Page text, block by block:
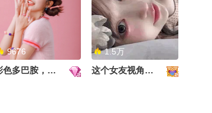
9676
彩色多巴胺，甜到心里啦！
1.5万
这个女友视角好治愈~